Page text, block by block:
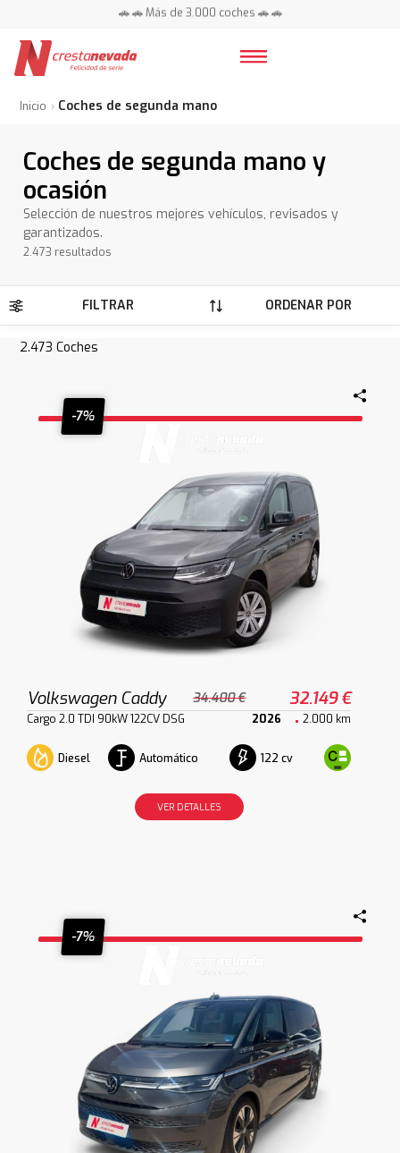
📍 Centros en toda España ⭐
📍 Centros en toda España ⭐
Inicio Coches de segunda mano
Coches de segunda mano y
ocasión
Selección de nuestros mejores vehículos, revisados y
garantizados.
2.473 resultados
FILTRAR ORDENAR POR
2.473 Coches
-7%
Volkswagen Caddy 34.400 € 32.149 €
Cargo 2.0 TDI 90kW 122CV DSG 2026 2.000 km
Diesel Automático 122 cv
VER DETALLES
-7%